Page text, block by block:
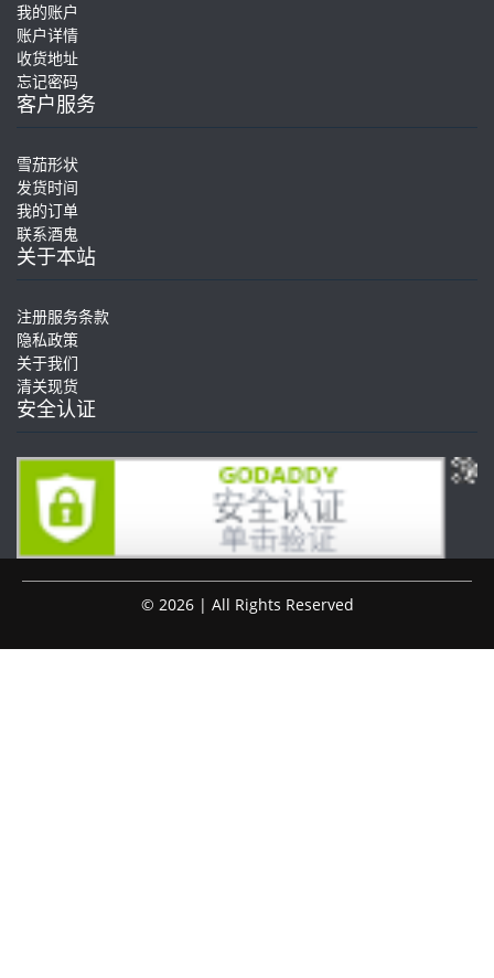
我的账户
账户详情
收货地址
忘记密码
客户服务
雪茄形状
发货时间
我的订单
联系酒鬼
关于本站
注册服务条款
隐私政策
关于我们
清关现货
安全认证
© 2026 | All Rights Reserved